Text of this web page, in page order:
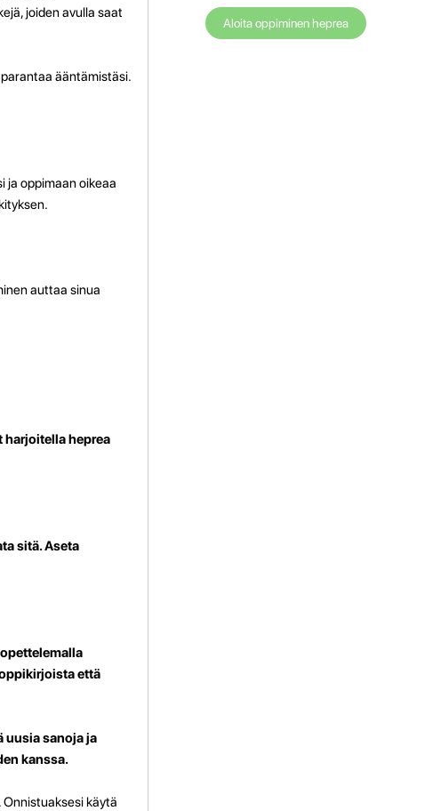
joiden avulla saat
ääntämistäsi.
ja oppimaan oikeaa
auttaa sinua
harjoitella heprea
sitä. Aseta
että
uusia sanoja ja
kanssa.
käytä
Aloita oppiminen heprea